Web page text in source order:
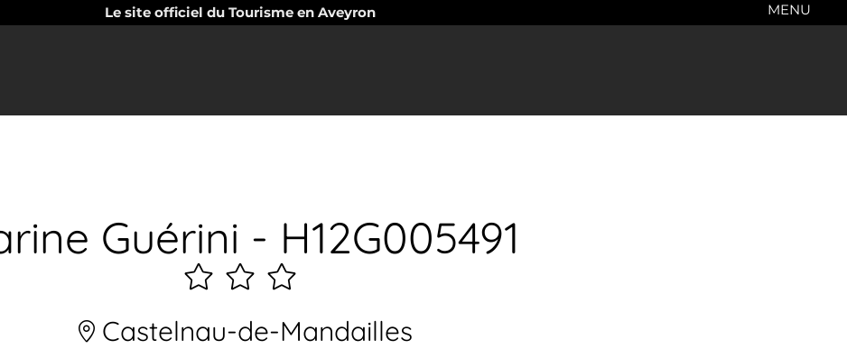
Le site officiel du Tourisme en Aveyron MENU
Guérini - H12G005491
3
étoiles
Castelnau-de-Mandailles